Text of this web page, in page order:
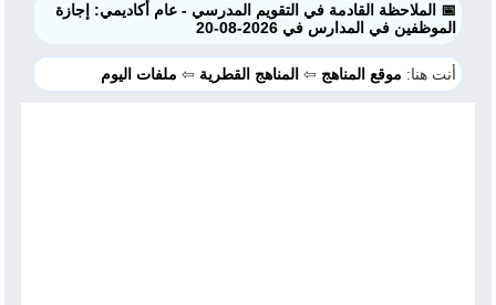
📅 الملاحظة القادمة في التقويم المدرسي - عام أكاديمي: إجازة
الموظفين في المدارس في 2026-08-20
أنت هنا: موقع المناهج ⇦ المناهج القطرية ⇦ ملفات اليوم